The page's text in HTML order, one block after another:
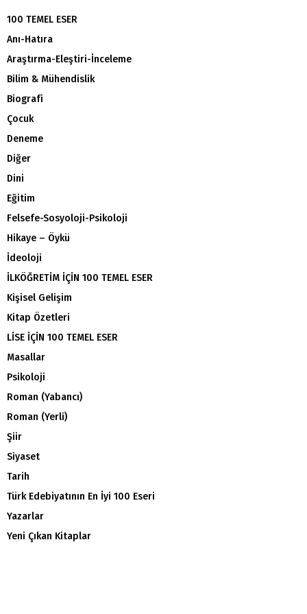
100 TEMEL ESER
Anı-Hatıra
Araştırma-Eleştiri-İnceleme
Bilim & Mühendislik
Biografi
Çocuk
Deneme
Diğer
Dini
Eğitim
Felsefe-Sosyoloji-Psikoloji
Hikaye – Öykü
İdeoloji
İLKÖĞRETİM İÇİN 100 TEMEL ESER
Kişisel Gelişim
Kitap Özetleri
LİSE İÇİN 100 TEMEL ESER
Masallar
Psikoloji
Roman (Yabancı)
Roman (Yerli)
Şiir
Siyaset
Tarih
Türk Edebiyatının En İyi 100 Eseri
Yazarlar
Yeni Çıkan Kitaplar